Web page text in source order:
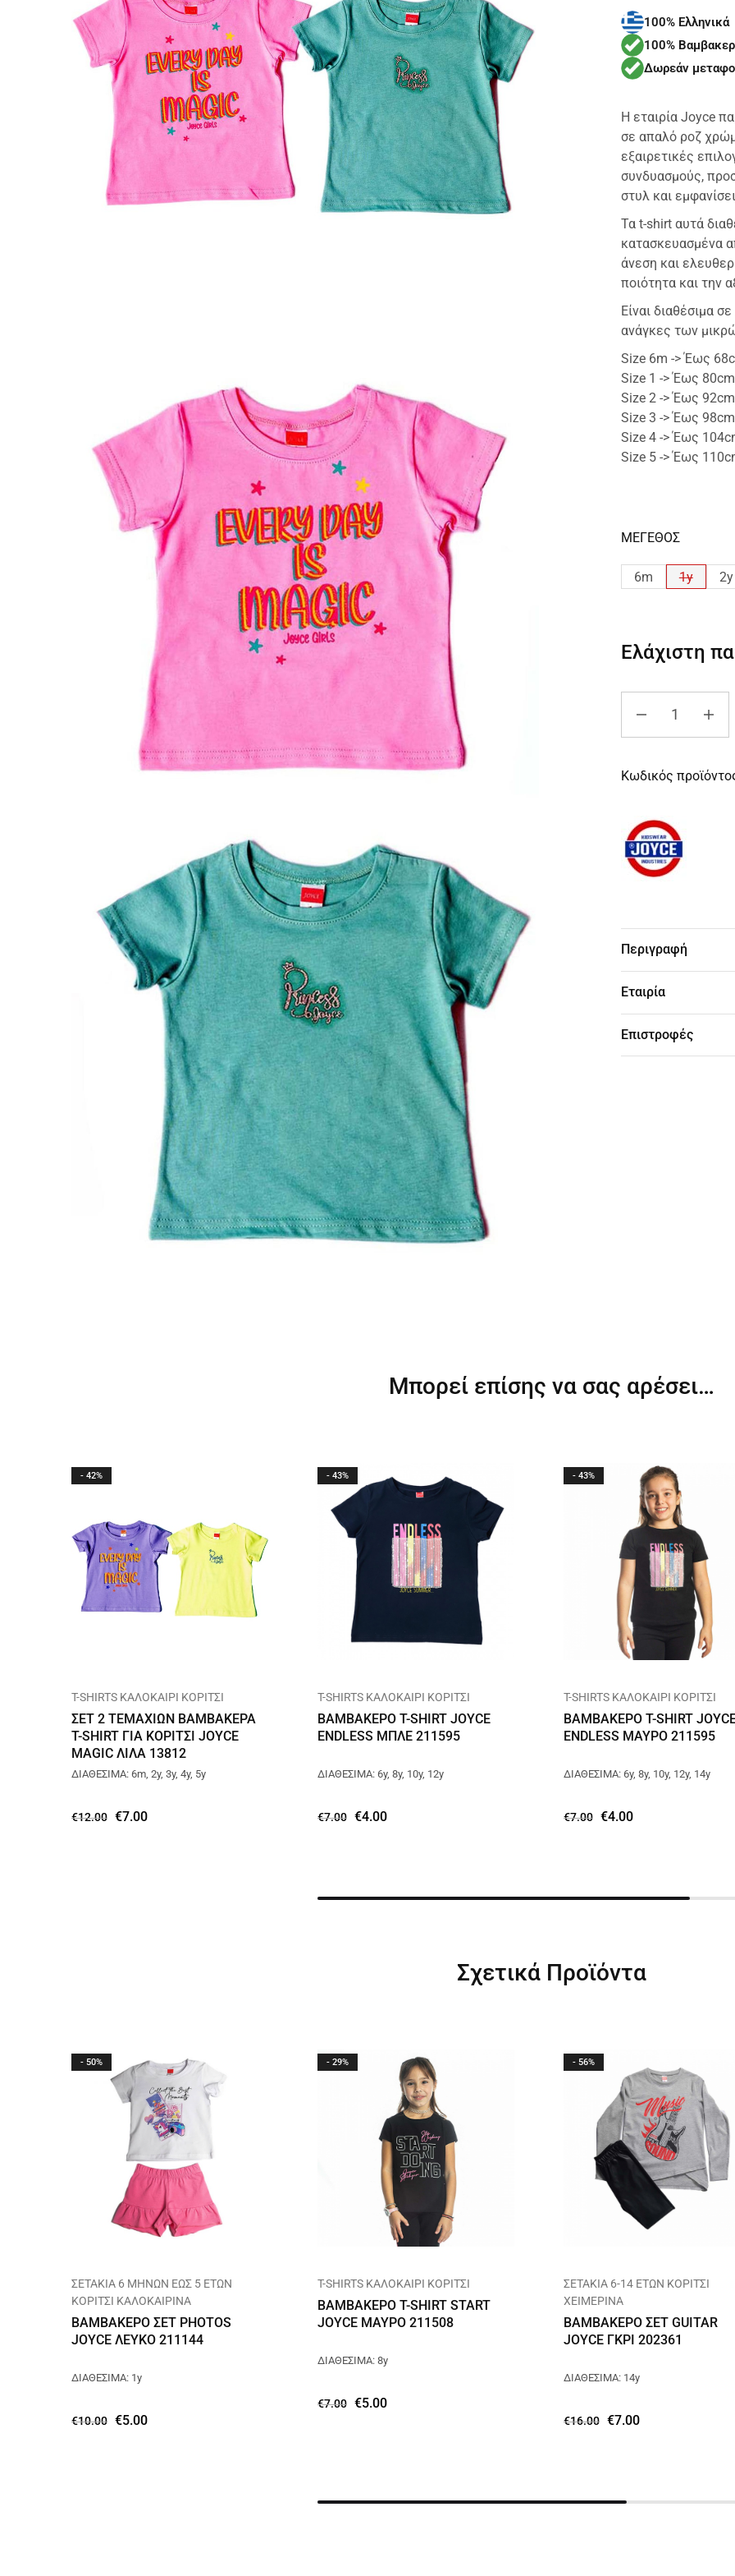
100% Ελληνικά
100%
Δωρεάν
Η εταιρία Joyce
σε απαλό ροζ
εξαιρετικές
συνδυασμούς,
στυλ και
Τα t-shirt αυτά
κατασκευασμένα
άνεση και
ποιότητα και την
Είναι διαθέσιμα
ανάγκες των
Size 6m -> Έως
Size 1 -> Έως 80cm
Size 2 -> Έως 92cm
Size 3 -> Έως 98cm
Size 4 -> Έως
Size 5 -> Έως
ΜΕΓΕΘΟΣ
6m 1y 2y
Ελάχιστη
Κωδικός
Περιγραφή
Εταιρία
Επιστροφές
Μπορεί επίσης να σας αρέσει…
- 42%
T-SHIRTS ΚΑΛΟΚΑΙΡΙ ΚΟΡΙΤΣΙ
ΣΕΤ 2 ΤΕΜΑΧΙΩΝ ΒΑΜΒΑΚΕΡΑ
T-SHIRT ΓΙΑ ΚΟΡΙΤΣΙ JOYCE
MAGIC ΛΙΛΑ 13812
ΔΙΑΘΕΣΙΜΑ: 6m, 2y, 3y, 4y, 5y
€12.00 €7.00
- 43%
T-SHIRTS ΚΑΛΟΚΑΙΡΙ ΚΟΡΙΤΣΙ
ΒΑΜΒΑΚΕΡΟ T-SHIRT JOYCE
ENDLESS ΜΠΛΕ 211595
ΔΙΑΘΕΣΙΜΑ: 6y, 8y, 10y, 12y
€7.00 €4.00
- 43%
T-SHIRTS ΚΑΛΟΚΑΙΡΙ ΚΟΡΙΤΣΙ
ΒΑΜΒΑΚΕΡΟ T-SHIRT
ENDLESS ΜΑΥΡΟ 211595
ΔΙΑΘΕΣΙΜΑ: 6y, 8y, 10y, 12y, 14y
€7.00 €4.00
Σχετικά Προϊόντα
- 50%
ΣΕΤΑΚΙΑ 6 ΜΗΝΩΝ ΕΩΣ 5 ΕΤΩΝ
ΚΟΡΙΤΣΙ ΚΑΛΟΚΑΙΡΙΝΑ
ΒΑΜΒΑΚΕΡΟ ΣΕΤ PHOTOS
JOYCE ΛΕΥΚΟ 211144
ΔΙΑΘΕΣΙΜΑ: 1y
€10.00 €5.00
- 29%
T-SHIRTS ΚΑΛΟΚΑΙΡΙ ΚΟΡΙΤΣΙ
ΒΑΜΒΑΚΕΡΟ T-SHIRT START
JOYCE ΜΑΥΡΟ 211508
ΔΙΑΘΕΣΙΜΑ: 8y
€7.00 €5.00
- 56%
ΣΕΤΑΚΙΑ 6-14 ΕΤΩΝ ΚΟΡΙΤΣΙ
ΧΕΙΜΕΡΙΝΑ
ΒΑΜΒΑΚΕΡΟ ΣΕΤ GUITAR
JOYCE ΓΚΡΙ 202361
ΔΙΑΘΕΣΙΜΑ: 14y
€16.00 €7.00